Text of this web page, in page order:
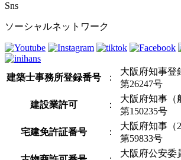
Sns
ソーシャルネットワーク
建築士事務所登録番号 ：
大阪府知事登
第26247号
建設業許可 ：
大阪府知事（
第150235号
宅建免許証番号 ：
大阪府知事（2
第59833号
大阪府公安委